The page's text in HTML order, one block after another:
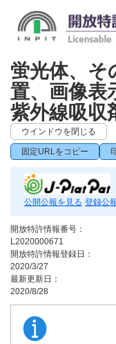
蛍光体、そ
置、画像表
紫外線吸収
ウインドウを閉じる
固定URLをコピー
公開公報を見る 登録公
開放特許情報番号：
L2020000671
開放特許情報登録日：
2020/3/27
最新更新日：
2020/8/28